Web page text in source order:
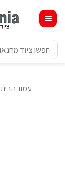
content
חיפוש
עבור:
עמוד הבית